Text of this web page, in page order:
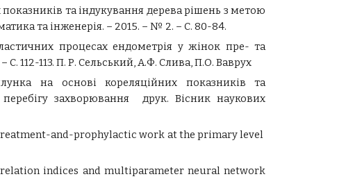
показників та індукування дерева рішень з метою
та інженерія. – 2015. – № 2. – С. 80-84.
процесах ендометрія у жінок пре- та
112-113. П. Р. Сельський, А.Ф. Слива, П.О. Ваврух
на основі кореляційних показників та
захворювання друк. Вісник наукових
and-prophylactic work at the primary level
indices and multiparameter neural network